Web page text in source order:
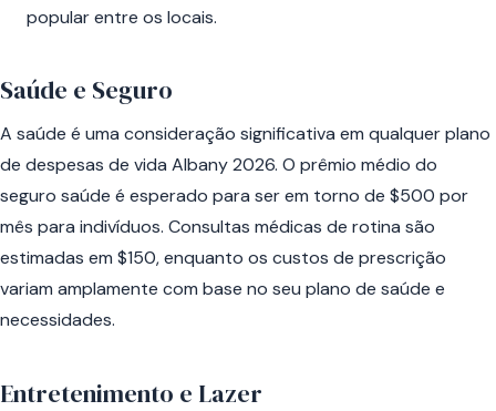
popular entre os locais.
Saúde e Seguro
A saúde é uma consideração significativa em qualquer plano
de despesas de vida Albany 2026. O prêmio médio do
seguro saúde é esperado para ser em torno de $500 por
mês para indivíduos. Consultas médicas de rotina são
estimadas em $150, enquanto os custos de prescrição
variam amplamente com base no seu plano de saúde e
necessidades.
Entretenimento e Lazer